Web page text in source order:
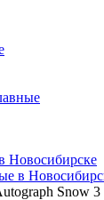
Новосибирске
в
Snow 3